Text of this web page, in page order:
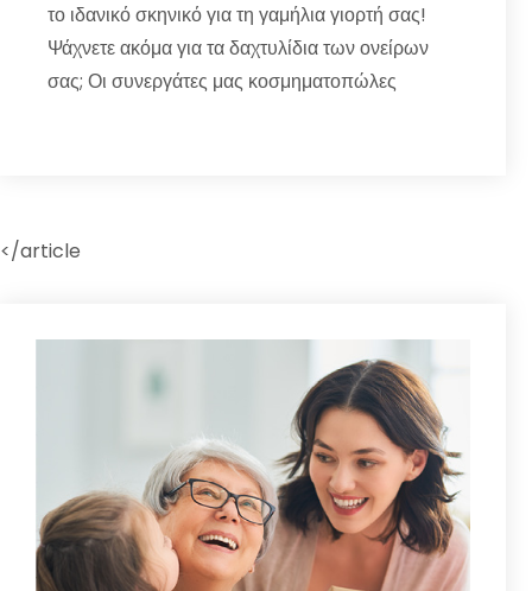
το ιδανικό σκηνικό για τη γαμήλια γιορτή σας!
Ψάχνετε ακόμα για τα δαχτυλίδια των ονείρων
σας; Οι συνεργάτες μας κοσμηματοπώλες
</article